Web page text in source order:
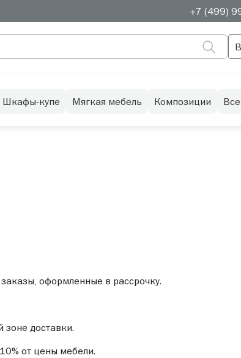
+7 (499)
Шкафы-купе Мягкая мебель Композиции
оформленные в рассрочку.
зоне доставки.
от цены мебели.